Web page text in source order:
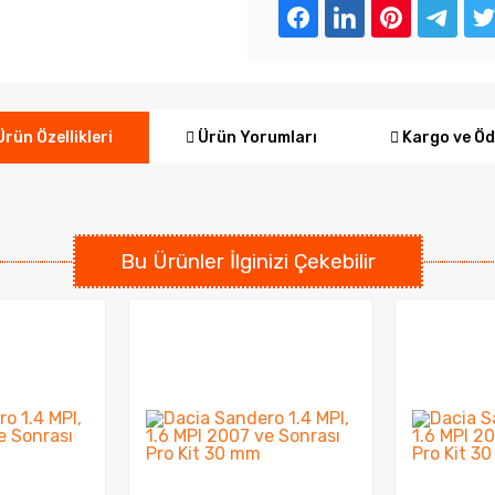
Özellikleri Ürün Yorumları Kargo ve
Bu Ürünler İlginizi Çekebilir